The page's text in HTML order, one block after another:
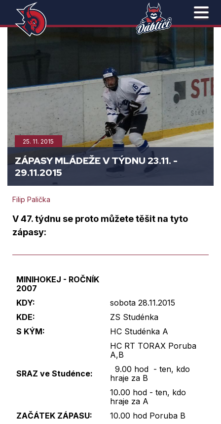
25. 11. 2015
ZÁPASY MLÁDEŽE V TÝDNU 23.11. -
29.11.2015
Filip Palička
V 47. týdnu se proto můžete těšit na tyto
zápasy:
MINIHOKEJ - ROČNÍK
2007
KDY:
sobota 28.11.2015
KDE:
ZS Studénka
S KÝM:
HC Studénka A
HC RT TORAX Poruba
A,B
SRAZ ve Studénce:
9.00 hod - ten, kdo
hraje za B
10.00 hod - ten, kdo
hraje za A
ZAČÁTEK ZÁPASU:
10.00 hod Poruba B